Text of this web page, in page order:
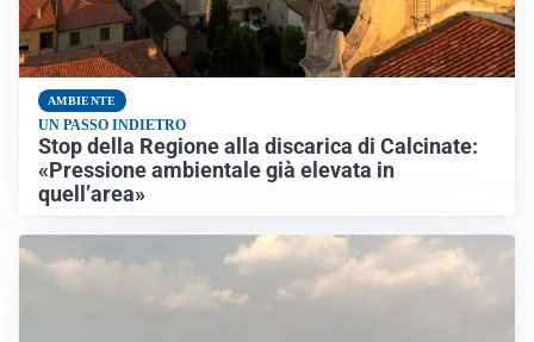
AMBIENTE
UN PASSO INDIETRO
Stop della Regione alla discarica di Calcinate:
«Pressione ambientale già elevata in
quell’area»